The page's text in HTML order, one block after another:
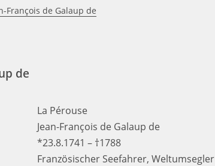
François de Galaup de
de
La Pérouse
Jean-François de Galaup de
*23.8.1741 – †1788
Französischer Seefahrer, Weltumsegler